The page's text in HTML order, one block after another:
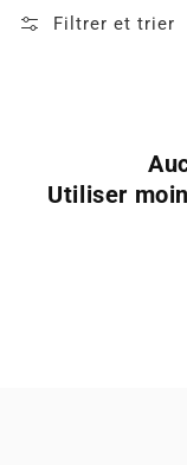
Filtrer et trier
Utiliser